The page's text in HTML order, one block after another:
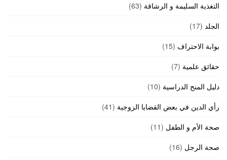
التغذية السليمة و الرشاقة (63)
الجلد (17)
بوابة الاحتراف (15)
حقائق علمية (7)
دليل المنح الدراسية (10)
رأي الدين في بعض القضايا الزوجية (41)
صحة الأم و الطفل (11)
صحة الرجل (16)